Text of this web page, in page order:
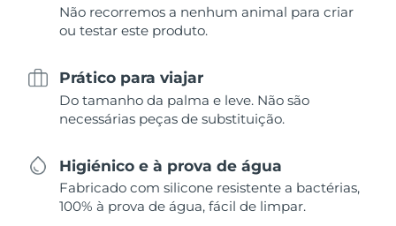
Não recorremos a nenhum animal para criar
ou testar este produto.
Prático para viajar
Do tamanho da palma e leve. Não são
necessárias peças de substituição.
Higiénico e à prova de água
Fabricado com silicone resistente a bactérias,
100% à prova de água, fácil de limpar.